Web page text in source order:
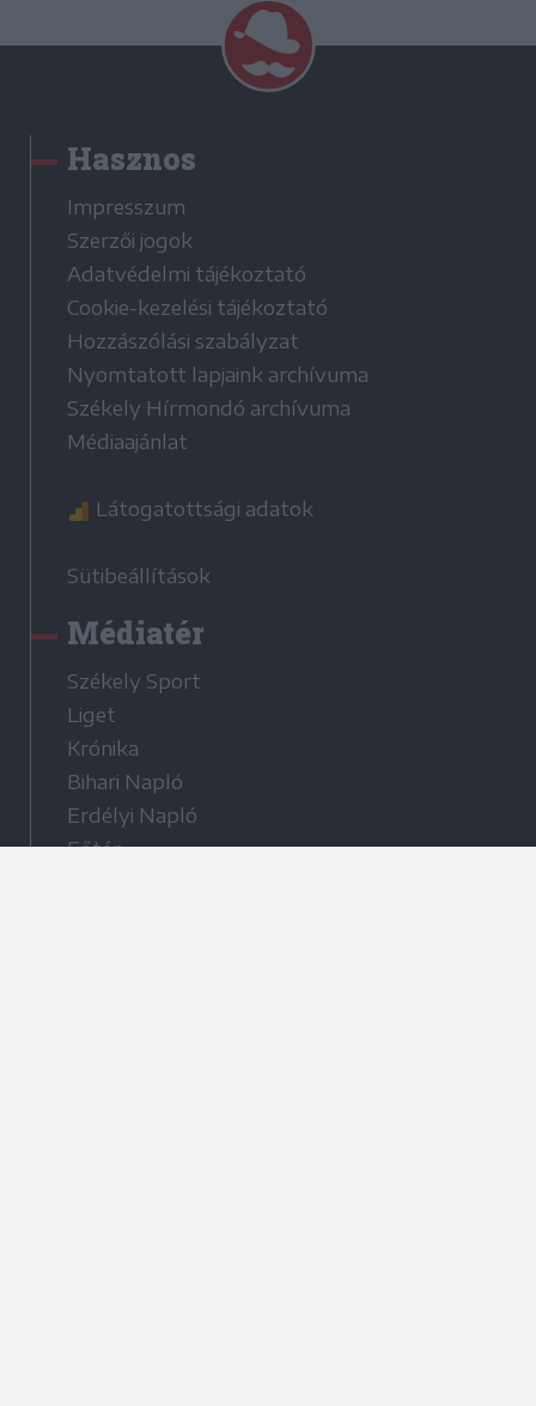
Hasznos
Impresszum
Szerzői jogok
Adatvédelmi tájékoztató
Cookie-kezelési tájékoztató
Hozzászólási szabályzat
Nyomtatott lapjaink archívuma
Székely Hírmondó archívuma
Médiaajánlat
Látogatottsági adatok
Sütibeállítások
Médiatér
Székely Sport
Liget
Krónika
Bihari Napló
Erdélyi Napló
Főtér